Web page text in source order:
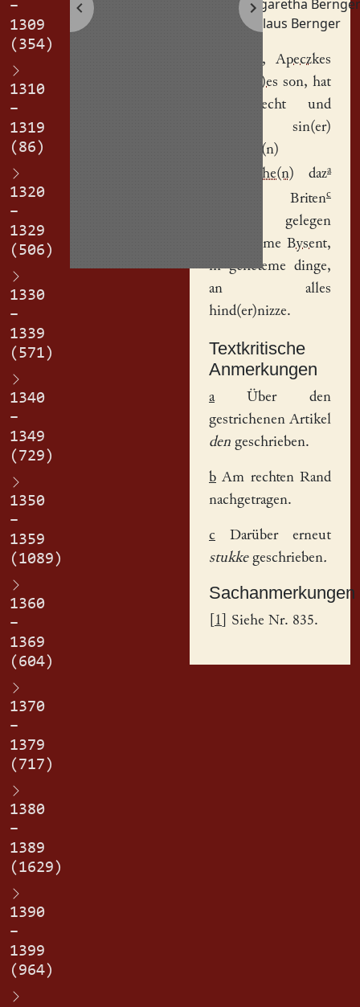
–
1309
(354)
1310
–
1319
(86)
1320
–
1329
(506)
1330
–
1339
(571)
1340
–
1349
(729)
1350
–
1359
(1089)
1360
–
1369
(604)
1370
–
1379
(717)
1380
–
1389
(1629)
1390
–
1399
(964)
Margaretha Bernger
Nikolaus Bernger
, Apeczkes
Berng(er)es son, hat
uf gerecht und
gegeben sin(er)
husvrove(n)
Margarethe(n) daza
Britenc
, gelegen
kegen deme Bysent,
in geheteme dinge,
an alles
hind(er)nizze.
Textkritische
Anmerkungen
aÜber den
gestrichenen Artikel
dengeschrieben.
bAm rechten Rand
nachgetragen.
c Darüber erneut
stukke geschrieben.
Sachanmerkungen
1 ] Siehe Nr. 835.